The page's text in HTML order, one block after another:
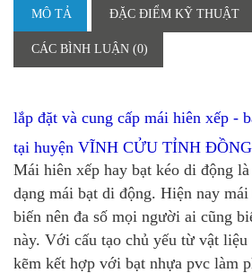
MÔ TẢ ĐẶC ĐIỂM KỸ THUẬT
CÁC BÌNH LUẬN (0)
lắp đặt và cung cấp mái hiên xếp -
tại huyện VĨNH CỬU TỈNH
Mái hiên xếp hay bạt kéo di động
dạng mái bạt di động. Hiện nay
biến nên đa số mọi người ai cũng
này. Với cấu tạo chủ yếu từ vật
kẽm kết hợp với bạt nhựa pvc làm